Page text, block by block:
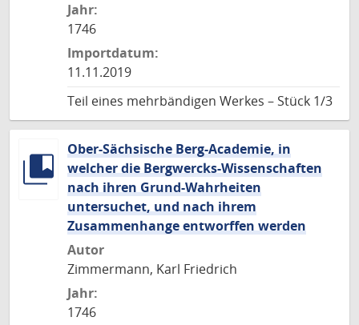
Jahr:
1746
Importdatum:
11.11.2019
Teil eines mehrbändigen Werkes – Stück 1/3
Ober-Sächsische Berg-Academie, in
welcher die Bergwercks-Wissenschaften
nach ihren Grund-Wahrheiten
untersuchet, und nach ihrem
Zusammenhange entworffen werden
Autor
Zimmermann, Karl Friedrich
Jahr:
1746